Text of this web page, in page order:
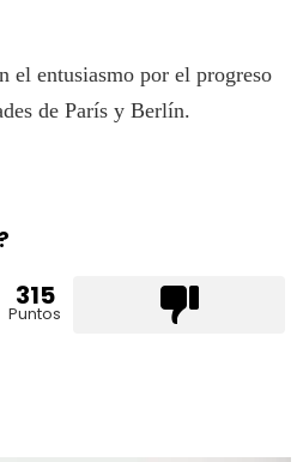
el entusiasmo por el progreso
de París y Berlín.
315
Puntos